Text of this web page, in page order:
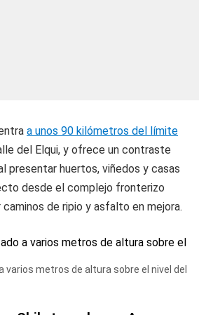
a unos 90 kilómetros del límite
del Elqui, y ofrece un contraste
presentar huertos, viñedos y casas
desde el complejo fronterizo
de ripio y asfalto en mejora.
varios metros de altura sobre el nivel del